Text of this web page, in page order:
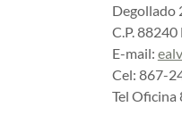
Degollado
C.P.
E-mail:
Cel: 867-
Tel Oficina